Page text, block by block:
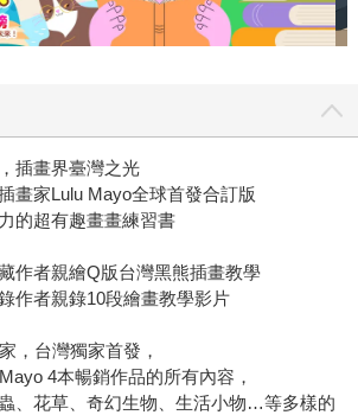
插畫界臺灣之光
畫家Lulu Mayo全球首發合訂版
的超有趣畫畫練習書
作者親繪Q版台灣黑熊插畫教學
作者親錄10段繪畫教學影片
，台灣獨家首發，
4本暢銷作品的所有內容，
、花草、奇幻生物、生活小物…等多樣的